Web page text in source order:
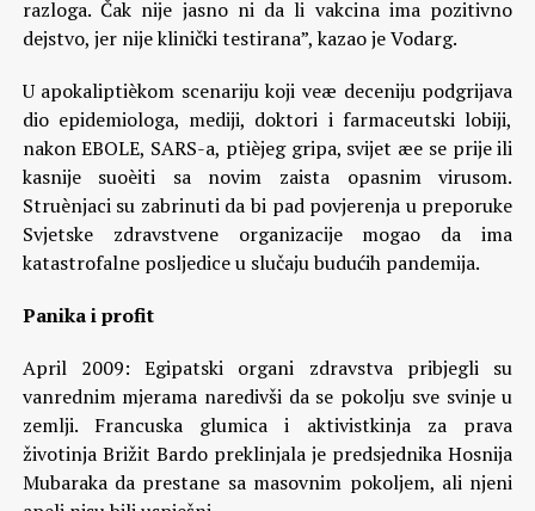
razloga. Čak nije jasno ni da li vakcina ima pozitivno
dejstvo, jer nije klinički testirana”, kazao je Vodarg.
U apokaliptièkom scenariju koji veæ deceniju podgrijava
dio epidemiologa, mediji, doktori i farmaceutski lobiji,
nakon EBOLE, SARS-a, ptièjeg gripa, svijet æe se prije ili
kasnije suoèiti sa novim zaista opasnim virusom.
Struènjaci su zabrinuti da bi pad povjerenja u preporuke
Svjetske zdravstvene organizacije mogao da ima
katastrofalne posljedice u slučaju budućih pandemija.
Panika i profit
April 2009: Egipatski organi zdravstva pribjegli su
vanrednim mjerama naredivši da se pokolju sve svinje u
zemlji. Francuska glumica i aktivistkinja za prava
životinja Brižit Bardo preklinjala je predsjednika Hosnija
Mubaraka da prestane sa masovnim pokoljem, ali njeni